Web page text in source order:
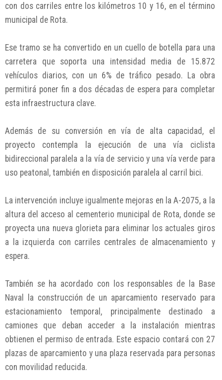
con dos carriles entre los kilómetros 10 y 16, en el término
municipal de Rota.
Ese tramo se ha convertido en un cuello de botella para una
carretera que soporta una intensidad media de 15.872
vehículos diarios, con un 6% de tráfico pesado. La obra
permitirá poner fin a dos décadas de espera para completar
esta infraestructura clave.
Además de su conversión en vía de alta capacidad, el
proyecto contempla la ejecución de una vía ciclista
bidireccional paralela a la vía de servicio y una vía verde para
uso peatonal, también en disposición paralela al carril bici.
La intervención incluye igualmente mejoras en la A-2075, a la
altura del acceso al cementerio municipal de Rota, donde se
proyecta una nueva glorieta para eliminar los actuales giros
a la izquierda con carriles centrales de almacenamiento y
espera.
También se ha acordado con los responsables de la Base
Naval la construcción de un aparcamiento reservado para
estacionamiento temporal, principalmente destinado a
camiones que deban acceder a la instalación mientras
obtienen el permiso de entrada. Este espacio contará con 27
plazas de aparcamiento y una plaza reservada para personas
con movilidad reducida.